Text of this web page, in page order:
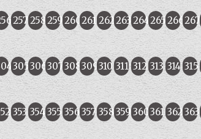
257 258259260261 262263 264265266267
305306307308309310 311 312 313 314 315
353 354355 356357 358359 360361 362 363